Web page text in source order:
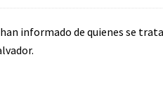
informado de quienes se